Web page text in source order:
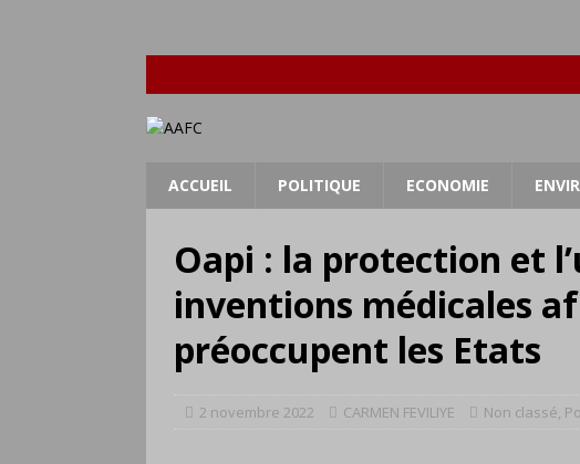
ACCUEIL POLITIQUE ECONOMIE
Oapi : la protection et
inventions médicales
préoccupent les Etats
2 novembre 2022 CARMEN FEVILIYE Non classé,